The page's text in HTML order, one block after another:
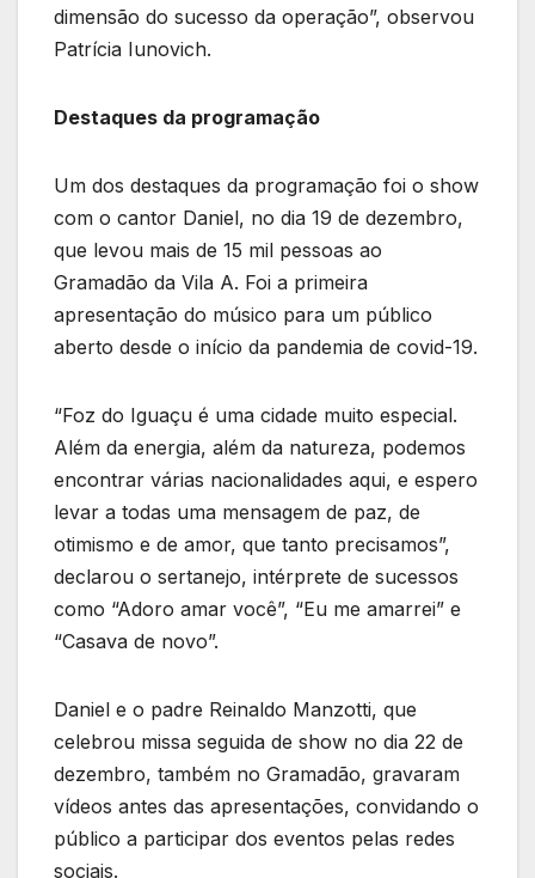
dimensão do sucesso da operação”, observou
Patrícia Iunovich.
Destaques da programação
Um dos destaques da programação foi o show
com o cantor Daniel, no dia 19 de dezembro,
que levou mais de 15 mil pessoas ao
Gramadão da Vila A. Foi a primeira
apresentação do músico para um público
aberto desde o início da pandemia de covid-19.
“Foz do Iguaçu é uma cidade muito especial.
Além da energia, além da natureza, podemos
encontrar várias nacionalidades aqui, e espero
levar a todas uma mensagem de paz, de
otimismo e de amor, que tanto precisamos”,
declarou o sertanejo, intérprete de sucessos
como “Adoro amar você”, “Eu me amarrei” e
“Casava de novo”.
Daniel e o padre Reinaldo Manzotti, que
celebrou missa seguida de show no dia 22 de
dezembro, também no Gramadão, gravaram
vídeos antes das apresentações, convidando o
público a participar dos eventos pelas redes
sociais.